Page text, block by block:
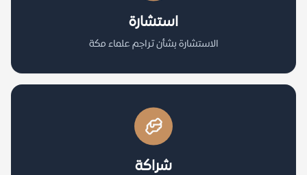
استشارة
الاستشارة بشأن تراجم علماء مكة
شراكة